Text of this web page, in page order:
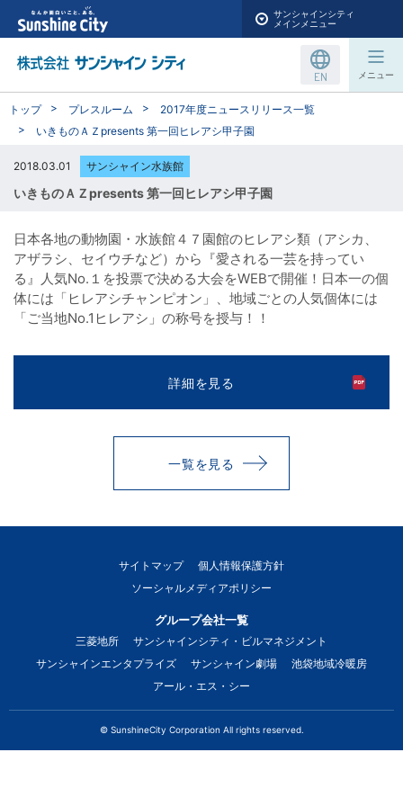
サンシャインシティ
メインメニュー
EN メニュー
トップ プレスルーム
2017年度ニュースリリース一覧
いきものＡＺpresents 第一回ヒレアシ甲子園
2018.03.01 サンシャイン水族館
いきものＡＺpresents 第一回ヒレアシ甲子園
日本各地の動物園・水族館４７園館のヒレアシ類（アシカ、
アザラシ、セイウチなど）から『愛される一芸を持ってい
る』人気No.１を投票で決める大会をWEBで開催！日本一の個
体には「ヒレアシチャンピオン」、地域ごとの人気個体には
「ご当地No.1ヒレアシ」の称号を授与！！
詳細を見る
一覧を見る
サイトマップ
個人情報保護方針
ソーシャルメディアポリシー
グループ会社一覧
三菱地所
サンシャインシティ・ビルマネジメント
サンシャインエンタプライズ
サンシャイン劇場
池袋地域冷暖房
アール・エス・シー
© SunshineCity Corporation All rights reserved.